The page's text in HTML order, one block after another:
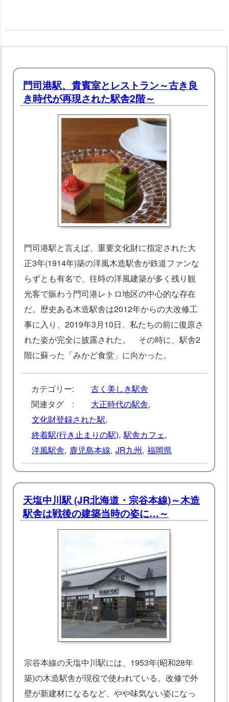
門司港駅、貴賓室とレストラン～古き良
き時代が再現された駅舎2階～
門司港駅と言えば、重要文化財に指定された大
正3年(1914年)築の洋風木造駅舎が鉄道ファンな
らずとも有名で、往時の洋風建築が多く残り観
光客で賑わう門司港レトロ地区の中心的な存在
だ。歴史ある木造駅舎は2012年からの大改修工
事に入り、2019年3月10日、私たちの前に復原さ
れた姿が完全に披露された。 その時に、駅舎2
階に蘇った「みかど食堂」に向かった。
カテゴリー:
古く美しき駅舎
関連タグ :
大正時代の駅舎,
文化財登録された駅,
終着駅(行き止まりの駅), 駅舎カフェ,
洋風駅舎, 鹿児島本線, JR九州, 福岡県
天塩中川駅 (JR北海道・宗谷本線)～木造
駅舎は戦後の建築当時の姿に…～
宗谷本線の天塩中川駅には、1953年(昭和28年
築)の木造駅舎が現役で使われている。改修で外
壁が新建材になるなど、やや味気ない姿になっ